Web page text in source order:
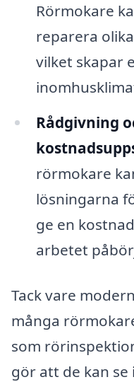
Rörmokare
reparera
vilket skapar
Rådgivning
rörmokare
lösningarna
ge en
arbetet
Tack vare
många
som
gör att de kan se